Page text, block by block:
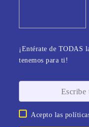
¡Entérate de TODAS
tenemos para ti!
Acepto las